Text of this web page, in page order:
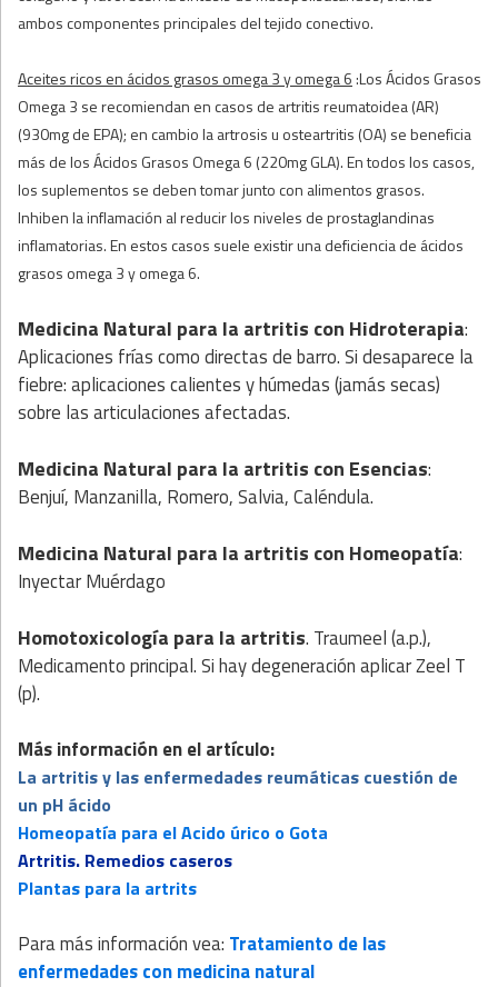
ambos componentes principales del tejido conectivo.
Aceites ricos en ácidos grasos omega 3 y omega 6:Los Ácidos Grasos
Omega 3 se recomiendan en casos de artritis reumatoidea (AR)
(930mg de EPA); en cambio la artrosis u osteartritis (OA) se beneficia
más de los Ácidos Grasos Omega 6 (220mg GLA). En todos los casos,
los suplementos se deben tomar junto con alimentos grasos.
Inhiben la inflamación al reducir los niveles de prostaglandinas
inflamatorias. En estos casos suele existir una deficiencia de ácidos
grasos omega 3 y omega 6.
Medicina Natural para la artritis con Hidroterapia:
Aplicaciones frías como directas de barro. Si desaparece la
fiebre: aplicaciones calientes y húmedas (jamás secas)
sobre las articulaciones afectadas.
Medicina Natural para la artritis con Esencias:
Benjuí, Manzanilla, Romero, Salvia, Caléndula.
Medicina Natural para la artritis con Homeopatía:
Inyectar Muérdago
Homotoxicología para la artritis. Traumeel (a.p.),
Medicamento principal. Si hay degeneración aplicar Zeel T
(p).
Más información en el artículo:
La artritis y las enfermedades reumáticas cuestión de
un pH ácido
Homeopatía para el Acido úrico o Gota
Artritis. Remedios caseros
Plantas para la artrits
Para más información vea: Tratamiento de las
enfermedades con medicina natural